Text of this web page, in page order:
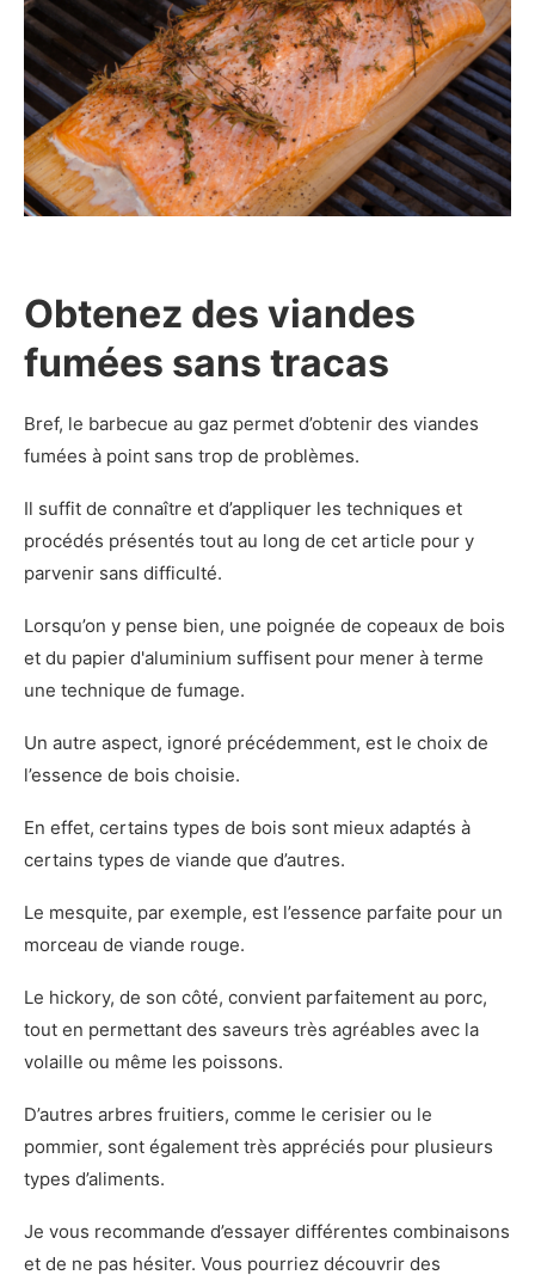
Obtenez des viandes
fumées sans tracas
Bref, le barbecue au gaz permet d’obtenir des viandes
fumées à point sans trop de problèmes.
Il suffit de connaître et d’appliquer les techniques et
procédés présentés tout au long de cet article pour y
parvenir sans difficulté.
Lorsqu’on y pense bien, une poignée de copeaux de bois
et du papier d'aluminium suffisent pour mener à terme
une technique de fumage.
Un autre aspect, ignoré précédemment, est le choix de
l’essence de bois choisie.
En effet, certains types de bois sont mieux adaptés à
certains types de viande que d’autres.
Le mesquite, par exemple, est l’essence parfaite pour un
morceau de viande rouge.
Le hickory, de son côté, convient parfaitement au porc,
tout en permettant des saveurs très agréables avec la
volaille ou même les poissons.
D’autres arbres fruitiers, comme le cerisier ou le
pommier, sont également très appréciés pour plusieurs
types d’aliments.
Je vous recommande d’essayer différentes combinaisons
et de ne pas hésiter. Vous pourriez découvrir des